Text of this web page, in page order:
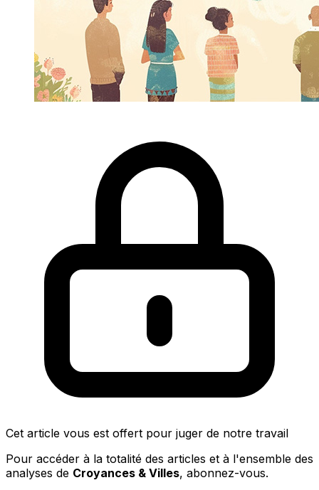
Cet article vous est offert pour juger de notre travail
Pour accéder à la totalité des articles et à l'ensemble des
analyses de Croyances & Villes, abonnez-vous.